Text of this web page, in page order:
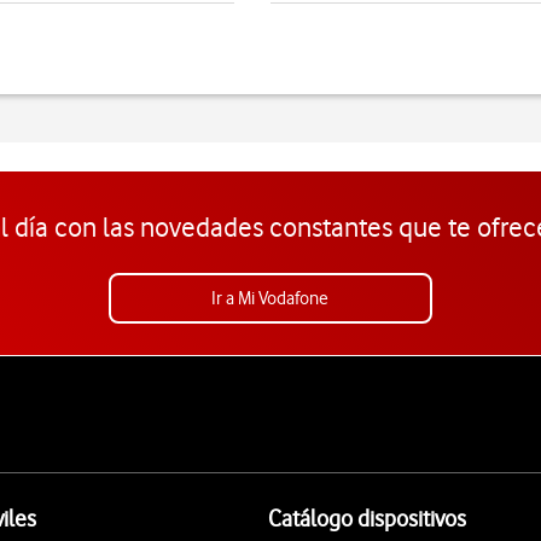
día con las novedades constantes que te
Ir a Mi Vodafone
Catálogo dispositivos